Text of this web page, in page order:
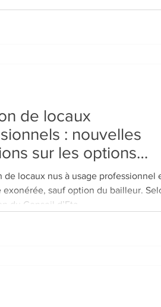
de locaux
: nouvelles
sur les options
de locaux nus à usage professionnel
sauf option du bailleur. Selon
du Conseil d’Eta